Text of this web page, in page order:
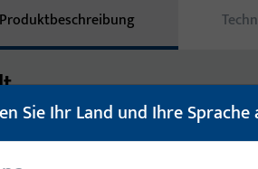
Produktbeschreibung
100x26x24,
Sie Ihr Land und Ihre Sprache